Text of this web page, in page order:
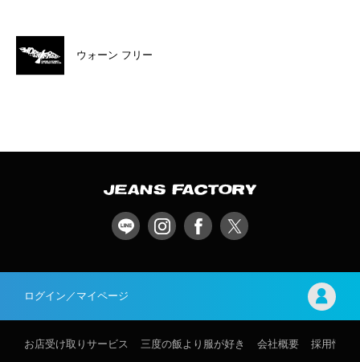
ウォーン フリー
ログイン／マイページ
お店受け取りサービス 三度の飯より服が好き 会社概要 採用情報